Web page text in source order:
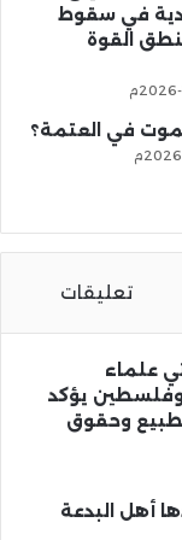
في سقوط
القوة
في العتمة؟
تعليقات
علماء
وفلسطين يؤكد
وحقوق
أهل البدعة